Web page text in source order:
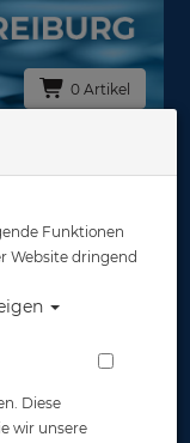
0 Artikel
Funktionen
Website dringend
Diese
wir unsere